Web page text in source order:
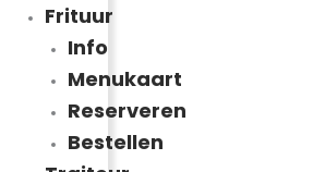
Frituur
Info
Menukaart
Reserveren
Bestellen